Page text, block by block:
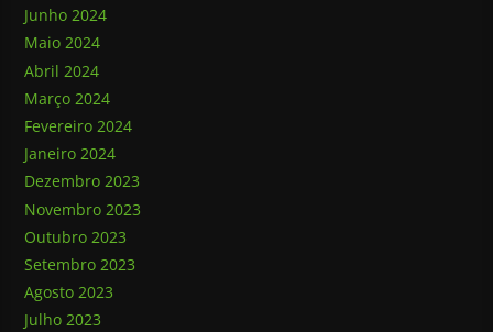
Junho 2024
Maio 2024
Abril 2024
Março 2024
Fevereiro 2024
Janeiro 2024
Dezembro 2023
Novembro 2023
Outubro 2023
Setembro 2023
Agosto 2023
Julho 2023